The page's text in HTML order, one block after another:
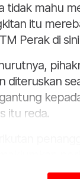
tidak mahu
itu
Perak di
diteruskan
itu reda.
dan